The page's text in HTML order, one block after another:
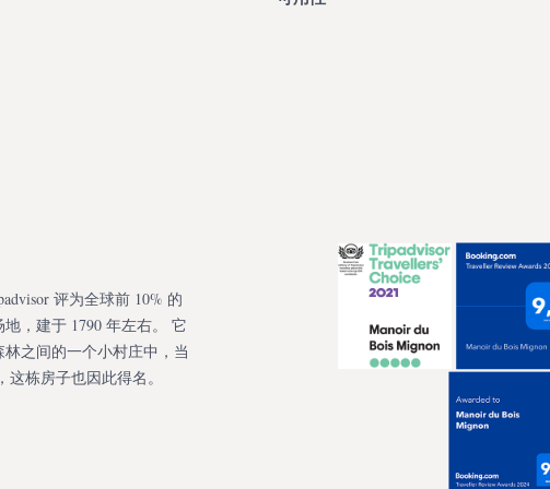
评为全球前 10% 的
，建于 1790 年左右。 它
之间的一个小村庄中，当
这栋房子也因此得名。